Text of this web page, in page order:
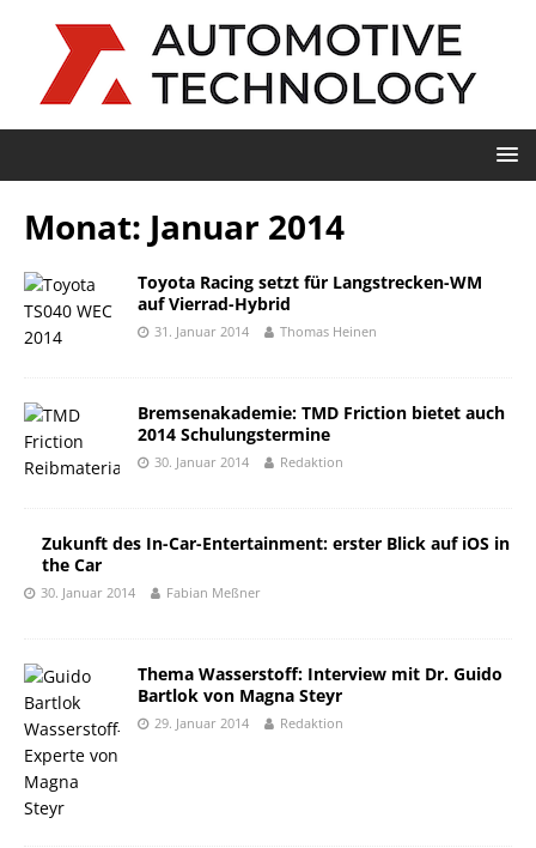
Monat: Januar 2014
Toyota Racing setzt für Langstrecken-WM
auf Vierrad-Hybrid
31. Januar 2014 Thomas Heinen
Bremsenakademie: TMD Friction bietet auch
2014 Schulungstermine
30. Januar 2014 Redaktion
Zukunft des In-Car-Entertainment: erster Blick auf iOS in
the Car
30. Januar 2014 Fabian Meßner
Thema Wasserstoff: Interview mit Dr. Guido
Bartlok von Magna Steyr
29. Januar 2014 Redaktion